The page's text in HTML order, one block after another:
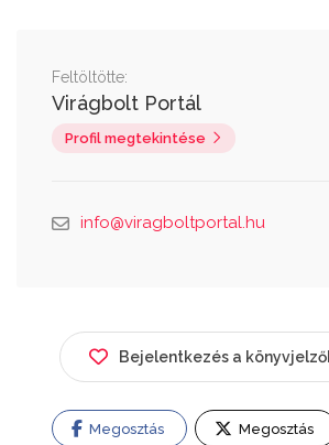
Feltöltötte:
Virágbolt Portál
Profil megtekintése
info@viragboltportal.hu
Bejelentkezés a
Megosztás Megosztás